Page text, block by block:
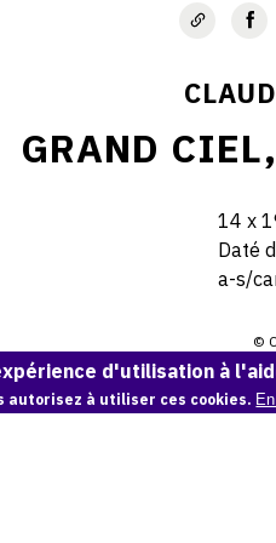
GRAND
14 x
Daté
a-s/
©
d'utilisation à
autorisez à utiliser ces cookies.